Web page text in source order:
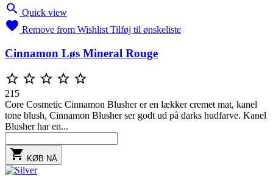
 Quick view
 Remove from Wishlist Tilføj til ønskeliste
Cinnamon Løs Mineral Rouge
    
215
Core Cosmetic Cinnamon Blusher er en lækker cremet mat, kanel
tone blush, Cinnamon Blusher ser godt ud på darks hudfarve. Kanel
Blusher har en...
 KØB NÅ